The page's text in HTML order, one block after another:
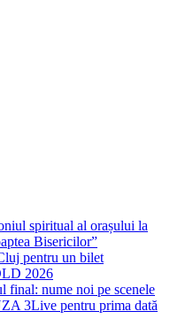
spiritual al orașului la
Bisericilor”
pentru un bilet
2026
nume noi pe scenele
3Live pentru prima dată